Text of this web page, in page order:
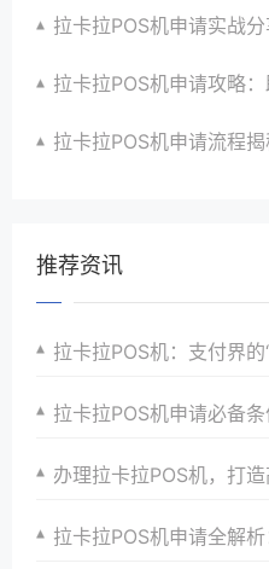
拉卡拉POS机申请实战分享：如何借助
拉卡拉POS机申请攻略：助你打造个
拉卡拉POS机申请流程揭秘：紧跟
推荐资讯
拉卡拉POS机：支付界的
拉卡拉POS机申请必备
办理拉卡拉POS机，打
拉卡拉POS机申请全解